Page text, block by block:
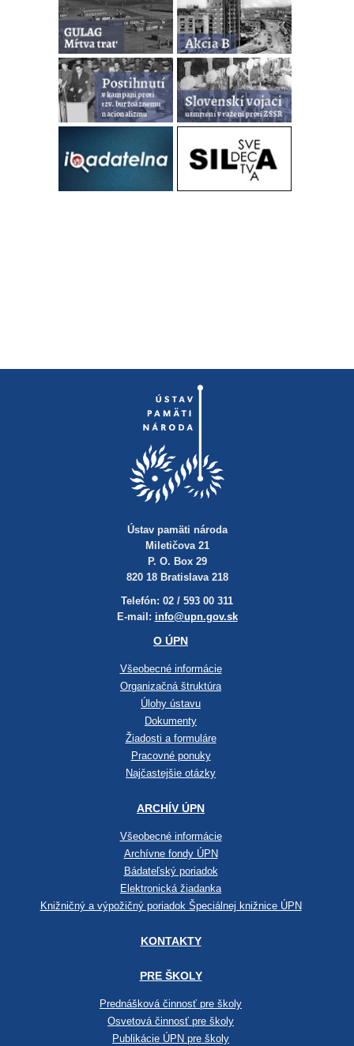
Ústav pamäti národa
Miletičova 21
P. O. Box 29
820 18 Bratislava 218
Telefón: 02 / 593 00 311
E-mail: info@upn.gov.sk
O ÚPN
Všeobecné informácie
Organizačná štruktúra
Úlohy ústavu
Dokumenty
Žiadosti a formuláre
Pracovné ponuky
Najčastejšie otázky
ARCHÍV ÚPN
Všeobecné informácie
Archívne fondy ÚPN
Bádateľský poriadok
Elektronická žiadanka
Knižničný a výpožičný poriadok Špeciálnej knižnice ÚPN
KONTAKTY
PRE ŠKOLY
Prednášková činnosť pre školy
Osvetová činnosť pre školy
Publikácie ÚPN pre školy